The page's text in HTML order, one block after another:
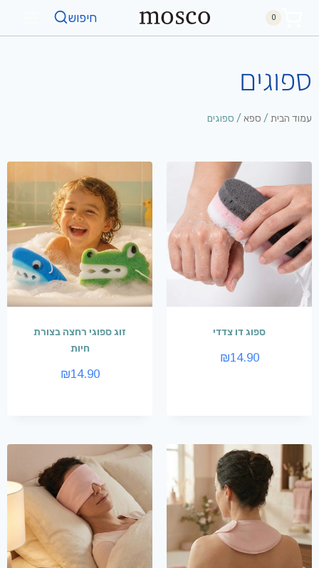
0 חיפוש
ספוגים
עמוד הבית / ספא / ספוגים
ספוג דו צדדי
₪14.90
זוג ספוגי רחצה בצורת
חיות
₪14.90